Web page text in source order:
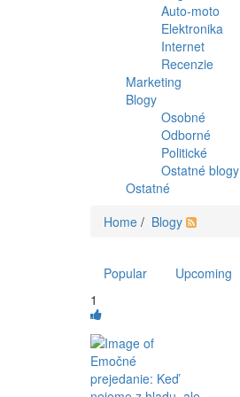
Auto-moto
Elektronika
Internet
Recenzie
Marketing
Blogy
Osobné
Odborné
Politické
Ostatné blogy
Ostatné
Home / Blogy
Popular Upcoming
1